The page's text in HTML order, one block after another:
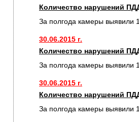
Количество нарушений
За полгода камеры
30.06.2015 г.
Количество нарушений
За полгода камеры
30.06.2015 г.
Количество нарушений
За полгода камеры